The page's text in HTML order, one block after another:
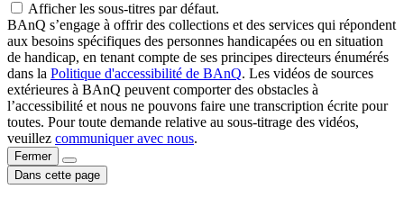
Afficher les sous-titres par défaut.
BAnQ s’engage à offrir des collections et des services qui répondent
aux besoins spécifiques des personnes handicapées ou en situation
de handicap, en tenant compte de ses principes directeurs énumérés
dans la Politique d'accessibilité de BAnQ. Les vidéos de sources
extérieures à BAnQ peuvent comporter des obstacles à
l’accessibilité et nous ne pouvons faire une transcription écrite pour
toutes. Pour toute demande relative au sous-titrage des vidéos,
veuillez communiquer avec nous.
Fermer
Dans cette page